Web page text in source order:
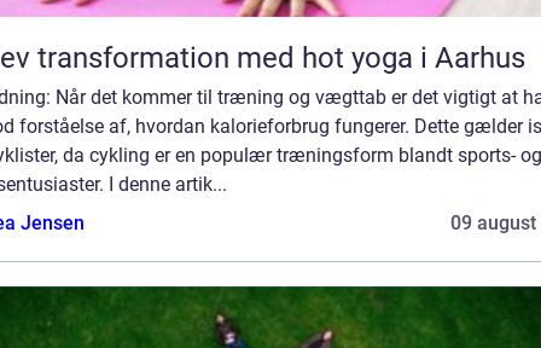
transformation med hot yoga i Aarhus
Når det kommer til træning og vægttab er det vigtigt at
forståelse af, hvordan kalorieforbrug fungerer. Dette gælder
da cykling er en populær træningsform blandt sports- og
I denne artik...
Jensen
09 august